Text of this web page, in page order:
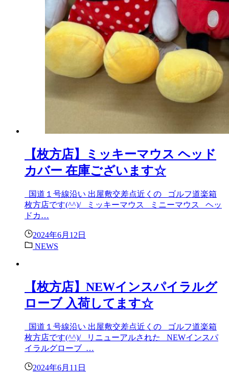
【枚方店】ミッキーマウス ヘッド
カバー 在庫ございます☆
国道１号線沿い 出屋敷交差点近くの ゴルフ道楽箱
枚方店です(^^)/ ミッキーマウス ミニーマウス ヘッ
ドカ…
2024年6月12日
NEWS
【枚方店】NEWインスパイラルグ
ローブ 入荷してます☆
国道１号線沿い 出屋敷交差点近くの ゴルフ道楽箱
枚方店です(^^)/ リニューアルされた NEWインスパ
イラルグローブ …
2024年6月11日